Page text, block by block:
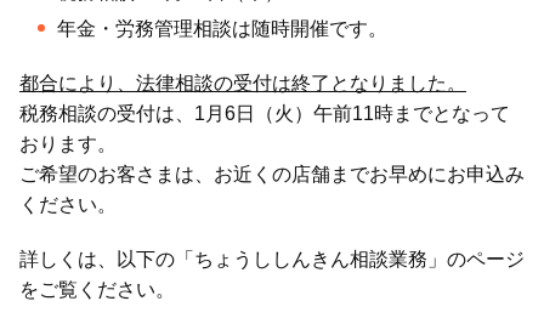
年金・労務管理相談は随時開催です。
都合により、法律相談の受付は終了となりました。
税務相談の受付は、1月6日（火）午前11時までとなって
おります。
ご希望のお客さまは、お近くの店舗までお早めにお申込み
ください。
詳しくは、以下の「ちょうししんきん相談業務」のページ
をご覧ください。